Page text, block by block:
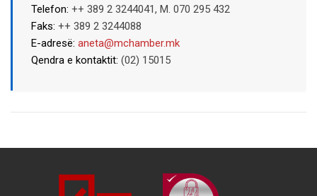
Telefon: ++ 389 2 3244041, M. 070 295 432
Faks: ++ 389 2 3244088
E-adresë: aneta@mchamber.mk
Qendra e kontaktit: (02) 15015